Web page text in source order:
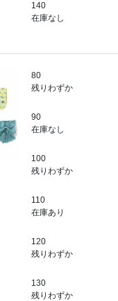
140
在庫なし
80
残りわずか
90
在庫なし
100
残りわずか
110
在庫あり
120
残りわずか
130
残りわずか